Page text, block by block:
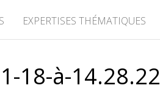
EXPERTISES THÉMATIQUES
18-à-14.28.22